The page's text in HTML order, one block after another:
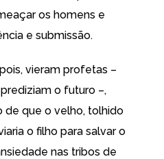
os homens e
e submissão.
vieram profetas –
o futuro –,
de que o velho, tolhido
o filho para salvar o
nas tribos de